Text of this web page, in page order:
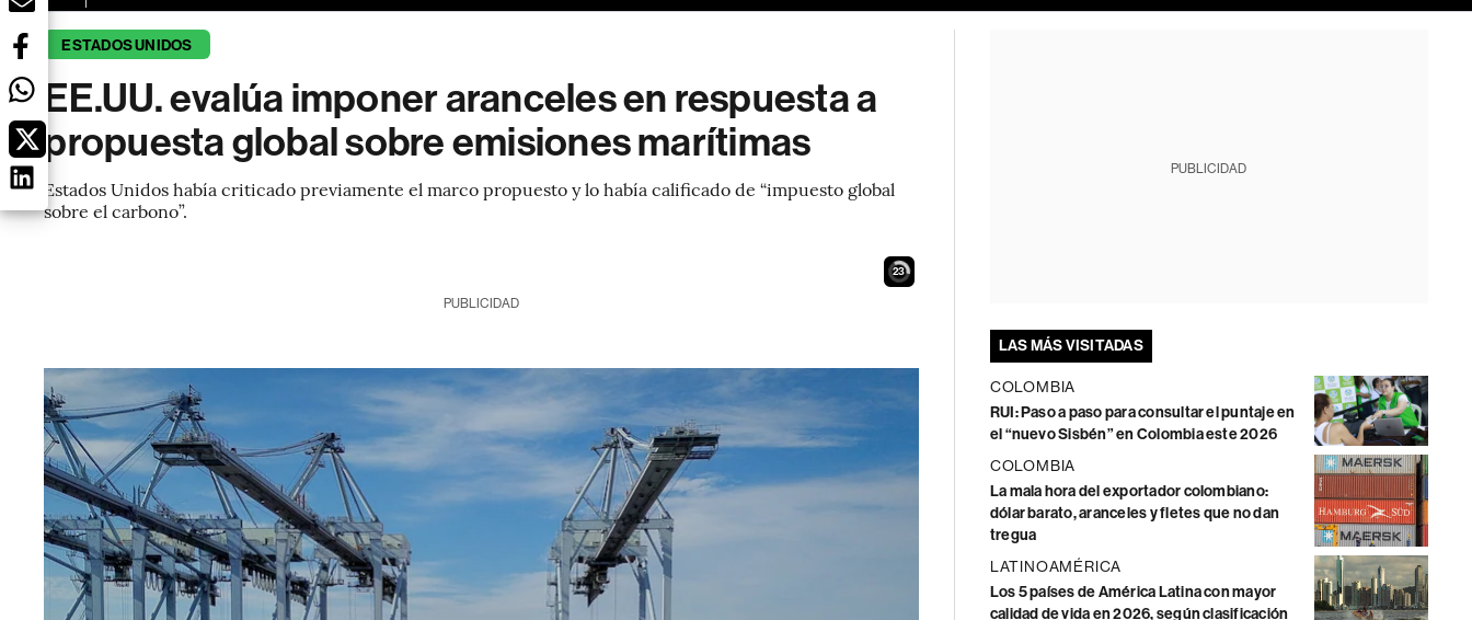
ESTADOS UNIDOS
EE.UU. evalúa imponer aranceles en respuesta a
propuesta global sobre emisiones marítimas
Estados Unidos había criticado previamente el marco propuesto y lo había calificado de “impuesto global
sobre el carbono”.
21
PUBLICIDAD
PUBLICIDAD
LAS MÁS VISITADAS
COLOMBIA
RUI: Paso a paso para consultar el puntaje en
el “nuevo Sisbén” en Colombia este 2026
COLOMBIA
La mala hora del exportador colombiano:
dólar barato, aranceles y fletes que no dan
tregua
LATINOAMÉRICA
Los 5 países de América Latina con mayor
calidad de vida en 2026, según clasificación